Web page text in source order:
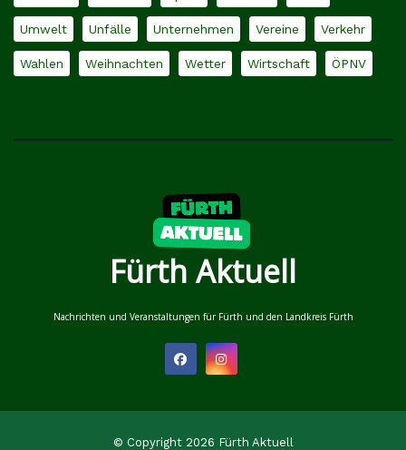
Umwelt Unfälle Unternehmen Vereine Verkehr
Wahlen Weihnachten Wetter Wirtschaft ÖPNV
Fürth Aktuell
Nachrichten und Veranstaltungen für Fürth und den Landkreis Fürth
© Copyright 2026 Fürth Aktuell